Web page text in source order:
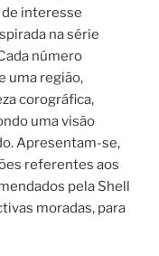
interesse
na série
número
uma região,
corográfica,
uma visão
Apresentam-se,
referentes aos
pela Shell
moradas, para